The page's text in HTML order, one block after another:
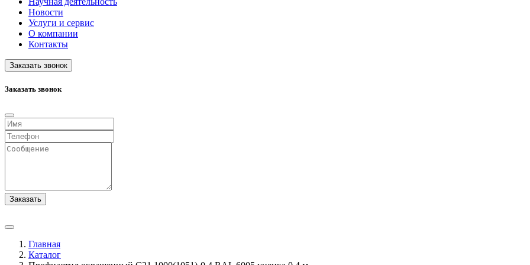
Новости
Услуги и сервис
О компании
Контакты
Заказать звонок
Заказать звонок
Заказать
Главная
Каталог